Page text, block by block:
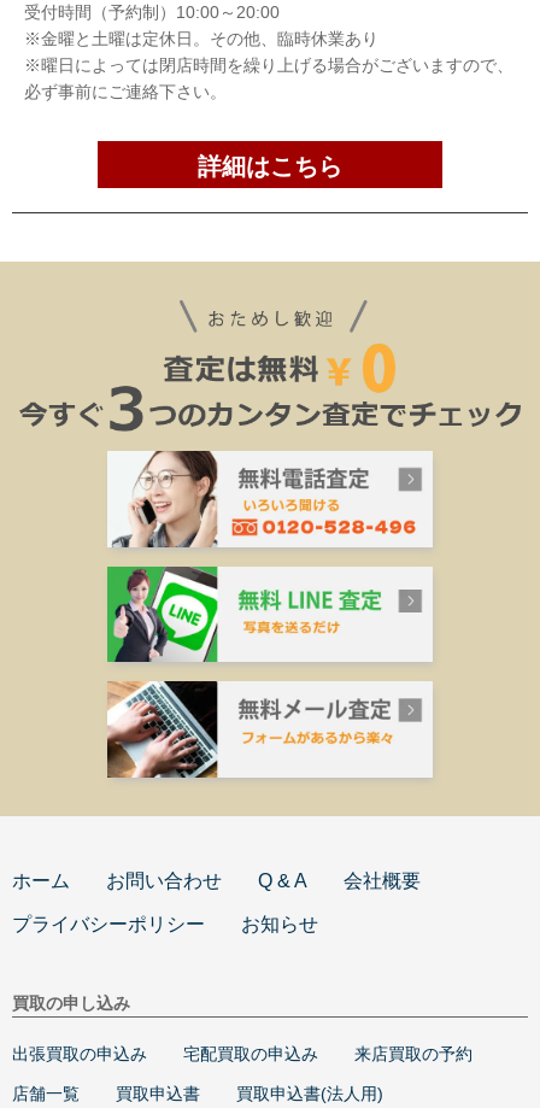
受付時間（予約制）10:00～20:00
※金曜と土曜は定休日。その他、臨時休業あり
※曜日によっては閉店時間を繰り上げる場合がございますので、
必ず事前にご連絡下さい。
詳細はこちら
ホーム お問い合わせ Q & A 会社概要
プライバシーポリシー お知らせ
買取の申し込み
出張買取の申込み 宅配買取の申込み 来店買取の予約
店舗一覧 買取申込書 買取申込書(法人用)